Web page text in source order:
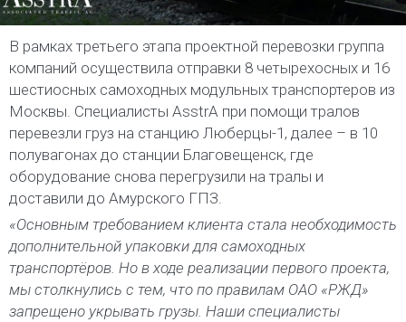
В рамках третьего этапа проектной перевозки группа
компаний осуществила отправки 8 четырехосных и 16
шестиосных самоходных модульных транспортеров из
Москвы. Специалисты AsstrA при помощи тралов
перевезли груз на станцию Люберцы-1, далее – в 10
полувагонах до станции Благовещенск, где
оборудование снова перегрузили на тралы и
доставили до Амурского ГПЗ.
«Основным требованием клиента стала необходимость
дополнительной упаковки для самоходных
транспортёров. Но в ходе реализации первого проекта,
мы столкнулись с тем, что по правилам ОАО «РЖД»
запрещено укрывать грузы. Наши специалисты